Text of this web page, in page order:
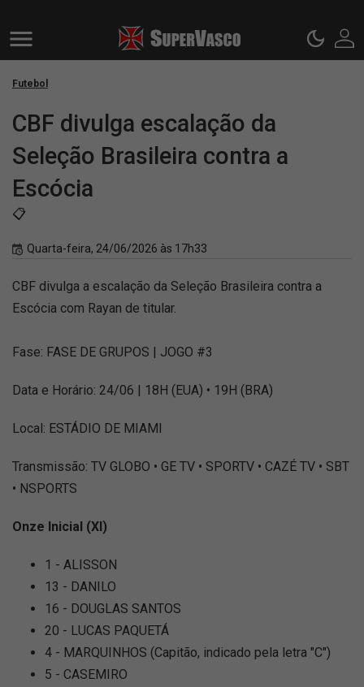
Futebol
CBF divulga escalação da
Seleção Brasileira contra a
Escócia
📋
Quarta-feira, 24/06/2026 às 17h33
CBF divulga a escalação da Seleção Brasileira contra a
Escócia com Rayan de titular.
Fase: FASE DE GRUPOS | JOGO #3
Data e Horário: 24/06 | 18H (EUA) • 19H (BRA)
Local: ESTÁDIO DE MIAMI
Transmissão: TV GLOBO • GE TV • SPORTV • CAZÉ TV • SBT
• NSPORTS
Onze Inicial (XI)
1 - ALISSON
13 - DANILO
16 - DOUGLAS SANTOS
20 - LUCAS PAQUETÁ
4 - MARQUINHOS (Capitão, indicado pela letra "C")
5 - CASEMIRO